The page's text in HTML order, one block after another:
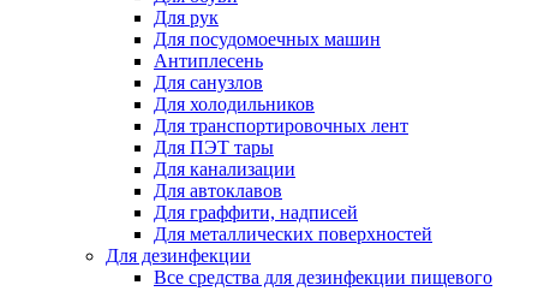
Для рук
Для посудомоечных машин
Антиплесень
Для санузлов
Для холодильников
Для транспортировочных лент
Для ПЭТ тары
Для канализации
Для автоклавов
Для граффити, надписей
Для металлических поверхностей
Для дезинфекции
Все средства для дезинфекции пищевого